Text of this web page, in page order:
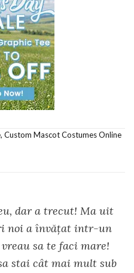
dar a trecut! Ma uit
noi a învățat intr-un
sa te faci mare!
stai cât mai mult sub